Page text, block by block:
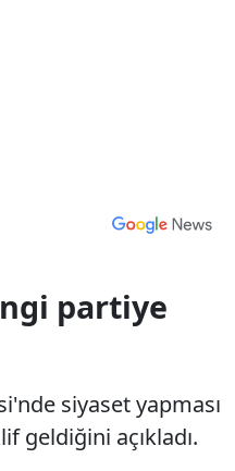
partiye
siyaset yapması
geldiğini açıkladı.